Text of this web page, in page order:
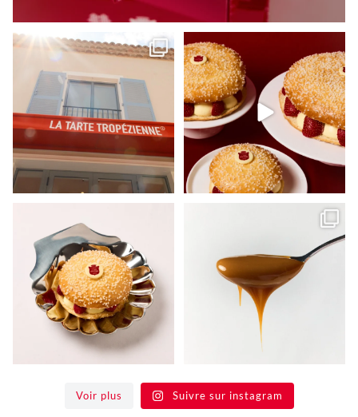
Bienvenue dans votre nouvelle
escapade préférée....
689 14
La fraise est à l’honneur.
206 1
crème signature et la
182 2
1
Voir plus Suivre sur instagram